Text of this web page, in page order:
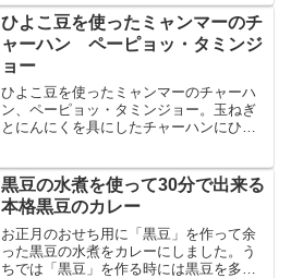
フランスでは南東部ラングドックの伝統
的な家庭料理で様々なレシ...
ひよこ豆を使ったミャンマーのチ
ャーハン ペーピョッ・タミンジ
ョー
ひよこ豆を使ったミャンマーのチャーハ
ン、ペーピョッ・タミンジョー。玉ねぎ
とにんにくを具にしたチャーハンにひよ
がご飯とぴったりな素朴な味のチャーハ
ンです。ひよこ豆独特な形...
黒豆の水煮を使って30分で出来る
本格黒豆のカレー
お正月のおせち用に「黒豆」を作って余
った黒豆の水煮をカレーにしました。う
ちでは「黒豆」を作る時には黒豆を多め